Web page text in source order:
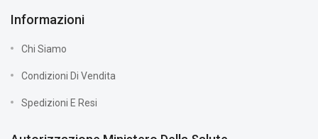
Informazioni
Chi Siamo
Condizioni Di Vendita
Spedizioni E Resi